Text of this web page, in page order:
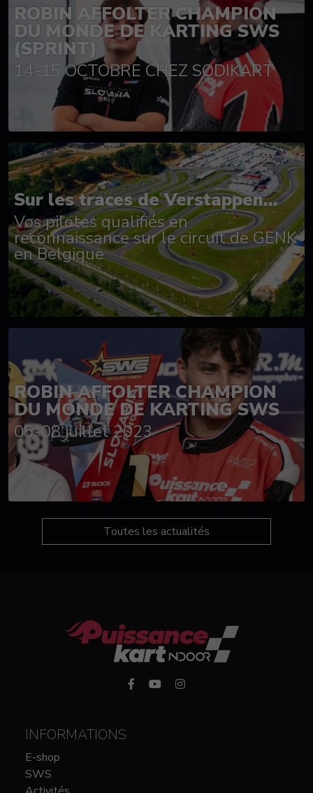
ROBIN AFFOLTER CHAMPION
DU MONDE DE KARTING SWS
(SPRINT)
14-15 OCTOBRE CHEZ SODIKART
Sur les traces de Verstappen...
Vos pilotes qualifiés en
reconnaissance sur le circuit de GENK
en Belgique
ROBIN AFFOLTER CHAMPION
DU MONDE DE KARTING SWS
05-08 juillet 2023
Toutes les actualités
INFORMATIONS
E-shop
SWS